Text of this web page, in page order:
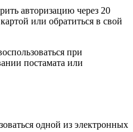
авторизацию через 20
или обратиться в свой
при
постамата или
одной из электронных